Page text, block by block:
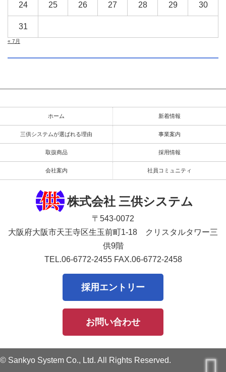
24 25 26 27 28 29 30
31
« 7月
ホーム 新着情報
三供システムが選ばれる理由 事業案内
取扱商品 採用情報
会社案内 社員コミュニティ
株式会社 三供システム
〒543-0072
大阪府大阪市天王寺区生玉前町1-18 クリスタルタワー三
供9階
TEL.06-6772-2455FAX.06-6772-2458
採用エントリー
お問い合わせ
© Sankyo System Co., Ltd. All Rights Reserved.